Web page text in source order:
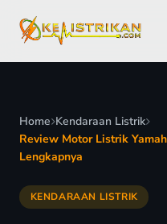
Home Kendaraan Listrik
Review Motor Listrik
Lengkapnya
KENDARAAN LISTRIK